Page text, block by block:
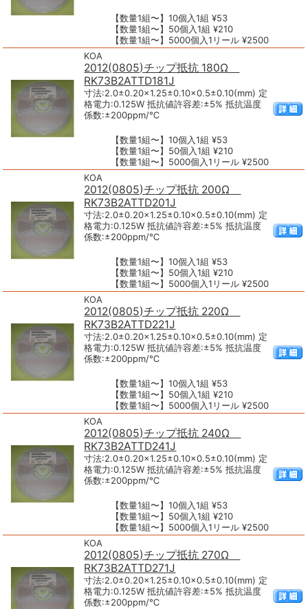
【数量1組〜】10個入1組 ¥53
【数量1組〜】50個入1組 ¥210
【数量1組〜】5000個入1リール ¥2500
KOA
2012(0805)チップ抵抗 180Ω
RK73B2ATTD181J
寸法:2.0±0.20×1.25±0.10×0.5±0.10(mm) 定
格電力:0.125W 抵抗値許容差:±5% 抵抗温度
係数:±200ppm/℃
【数量1組〜】10個入1組 ¥53
【数量1組〜】50個入1組 ¥210
【数量1組〜】5000個入1リール ¥2500
KOA
2012(0805)チップ抵抗 200Ω
RK73B2ATTD201J
寸法:2.0±0.20×1.25±0.10×0.5±0.10(mm) 定
格電力:0.125W 抵抗値許容差:±5% 抵抗温度
係数:±200ppm/℃
【数量1組〜】10個入1組 ¥53
【数量1組〜】50個入1組 ¥210
【数量1組〜】5000個入1リール ¥2500
KOA
2012(0805)チップ抵抗 220Ω
RK73B2ATTD221J
寸法:2.0±0.20×1.25±0.10×0.5±0.10(mm) 定
格電力:0.125W 抵抗値許容差:±5% 抵抗温度
係数:±200ppm/℃
【数量1組〜】10個入1組 ¥53
【数量1組〜】50個入1組 ¥210
【数量1組〜】5000個入1リール ¥2500
KOA
2012(0805)チップ抵抗 240Ω
RK73B2ATTD241J
寸法:2.0±0.20×1.25±0.10×0.5±0.10(mm) 定
格電力:0.125W 抵抗値許容差:±5% 抵抗温度
係数:±200ppm/℃
【数量1組〜】10個入1組 ¥53
【数量1組〜】50個入1組 ¥210
【数量1組〜】5000個入1リール ¥2500
KOA
2012(0805)チップ抵抗 270Ω
RK73B2ATTD271J
寸法:2.0±0.20×1.25±0.10×0.5±0.10(mm) 定
格電力:0.125W 抵抗値許容差:±5% 抵抗温度
係数:±200ppm/℃